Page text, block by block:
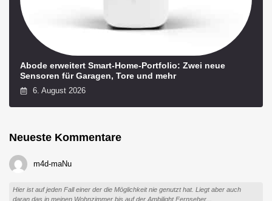
Abode erweitert Smart-Home-Portfolio: Zwei neue
Sensoren für Garagen, Tore und mehr
6. August 2026
Neueste Kommentare
m4d-maNu
Hier ist auf jeden Fall einer der die Möglichkeit nie genutzt hat. Liegt aber auch
daran das in meinen Wohnzimmer bis auf der Ambilight Fernseher...